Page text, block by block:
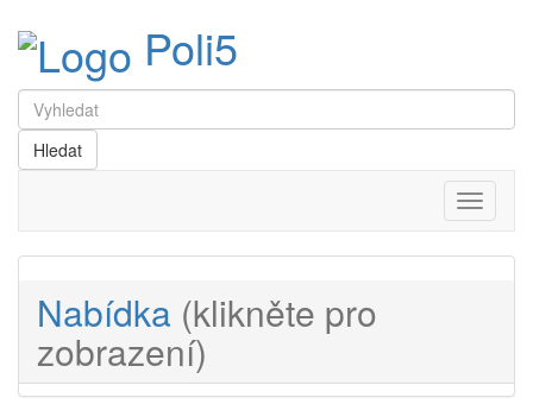
Poli5
Menu
Nabídka (klikněte pro
zobrazení)